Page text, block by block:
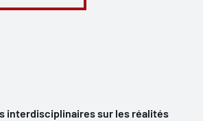
interdisciplinaires sur les réalités